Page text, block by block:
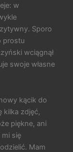
w
Sporo
prostu
wciągnął
swoje własne
kącik do
kilka zdjęć,
piękne, ani
się
Mam